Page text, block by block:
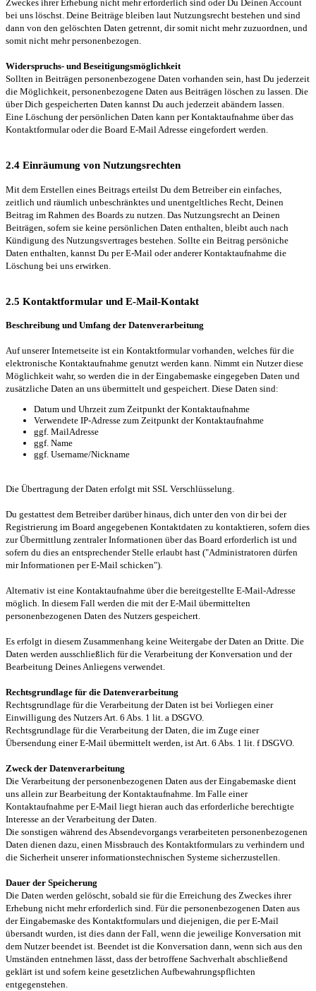
Zweckes ihrer Erhebung nicht mehr erforderlich sind oder Du Deinen Account
bei uns löschst. Deine Beiträge bleiben laut Nutzungsrecht bestehen und sind
dann von den gelöschten Daten getrennt, dir somit nicht mehr zuzuordnen, und
somit nicht mehr personenbezogen.
Widerspruchs- und Beseitigungsmöglichkeit
Sollten in Beiträgen personenbezogene Daten vorhanden sein, hast Du jederzeit
die Möglichkeit, personenbezogene Daten aus Beiträgen löschen zu lassen. Die
über Dich gespeicherten Daten kannst Du auch jederzeit abändern lassen.
Eine Löschung der persönlichen Daten kann per Kontaktaufnahme über das
Kontaktformular oder die Board E-Mail Adresse eingefordert werden.
2.4 Einräumung von Nutzungsrechten
Mit dem Erstellen eines Beitrags erteilst Du dem Betreiber ein einfaches,
zeitlich und räumlich unbeschränktes und unentgeltliches Recht, Deinen
Beitrag im Rahmen des Boards zu nutzen. Das Nutzungsrecht an Deinen
Beiträgen, sofern sie keine persönlichen Daten enthalten, bleibt auch nach
Kündigung des Nutzungsvertrages bestehen. Sollte ein Beitrag persöniche
Daten enthalten, kannst Du per E-Mail oder anderer Kontaktaufnahme die
Löschung bei uns erwirken.
2.5 Kontaktformular und E-Mail-Kontakt
Beschreibung und Umfang der Datenverarbeitung
Auf unserer Internetseite ist ein Kontaktformular vorhanden, welches für die
elektronische Kontaktaufnahme genutzt werden kann. Nimmt ein Nutzer diese
Möglichkeit wahr, so werden die in der Eingabemaske eingegeben Daten und
zusätzliche Daten an uns übermittelt und gespeichert. Diese Daten sind:
Datum und Uhrzeit zum Zeitpunkt der Kontaktaufnahme
Verwendete IP-Adresse zum Zeitpunkt der Kontaktaufnahme
ggf. MailAdresse
ggf. Name
ggf. Username/Nickname
Die Übertragung der Daten erfolgt mit SSL Verschlüsselung.
Du gestattest dem Betreiber darüber hinaus, dich unter den von dir bei der
Registrierung im Board angegebenen Kontaktdaten zu kontaktieren, sofern dies
zur Übermittlung zentraler Informationen über das Board erforderlich ist und
sofern du dies an entsprechender Stelle erlaubt hast ("Administratoren dürfen
mir Informationen per E-Mail schicken").
Alternativ ist eine Kontaktaufnahme über die bereitgestellte E-Mail-Adresse
möglich. In diesem Fall werden die mit der E-Mail übermittelten
personenbezogenen Daten des Nutzers gespeichert.
Es erfolgt in diesem Zusammenhang keine Weitergabe der Daten an Dritte. Die
Daten werden ausschließlich für die Verarbeitung der Konversation und der
Bearbeitung Deines Anliegens verwendet.
Rechtsgrundlage für die Datenverarbeitung
Rechtsgrundlage für die Verarbeitung der Daten ist bei Vorliegen einer
Einwilligung des Nutzers Art. 6 Abs. 1 lit. a DSGVO.
Rechtsgrundlage für die Verarbeitung der Daten, die im Zuge einer
Übersendung einer E-Mail übermittelt werden, ist Art. 6 Abs. 1 lit. f DSGVO.
Zweck der Datenverarbeitung
Die Verarbeitung der personenbezogenen Daten aus der Eingabemaske dient
uns allein zur Bearbeitung der Kontaktaufnahme. Im Falle einer
Kontaktaufnahme per E-Mail liegt hieran auch das erforderliche berechtigte
Interesse an der Verarbeitung der Daten.
Die sonstigen während des Absendevorgangs verarbeiteten personenbezogenen
Daten dienen dazu, einen Missbrauch des Kontaktformulars zu verhindern und
die Sicherheit unserer informationstechnischen Systeme sicherzustellen.
Dauer der Speicherung
Die Daten werden gelöscht, sobald sie für die Erreichung des Zweckes ihrer
Erhebung nicht mehr erforderlich sind. Für die personenbezogenen Daten aus
der Eingabemaske des Kontaktformulars und diejenigen, die per E-Mail
übersandt wurden, ist dies dann der Fall, wenn die jeweilige Konversation mit
dem Nutzer beendet ist. Beendet ist die Konversation dann, wenn sich aus den
Umständen entnehmen lässt, dass der betroffene Sachverhalt abschließend
geklärt ist und sofern keine gesetzlichen Aufbewahrungspflichten
entgegenstehen.